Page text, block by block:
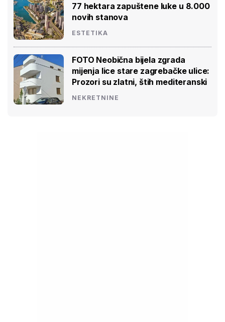
77 hektara zapuštene luke u 8.000
novih stanova
ESTETIKA
FOTO Neobična bijela zgrada
mijenja lice stare zagrebačke ulice:
Prozori su zlatni, štih mediteranski
NEKRETNINE